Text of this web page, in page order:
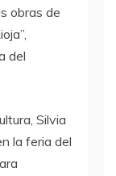
obras de
del
Silvia
la feria del